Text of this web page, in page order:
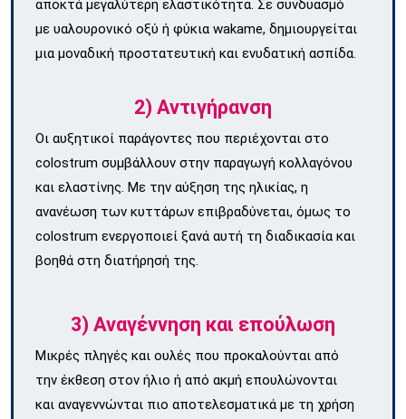
αποκτά μεγαλύτερη ελαστικότητα. Σε συνδυασμό
με υαλουρονικό οξύ ή φύκια wakame, δημιουργείται
μια μοναδική προστατευτική και ενυδατική ασπίδα.
2) Αντιγήρανση
Οι αυξητικοί παράγοντες που περιέχονται στο
colostrum συμβάλλουν στην παραγωγή κολλαγόνου
και ελαστίνης. Με την αύξηση της ηλικίας, η
ανανέωση των κυττάρων επιβραδύνεται, όμως το
colostrum ενεργοποιεί ξανά αυτή τη διαδικασία και
βοηθά στη διατήρησή της.
3) Αναγέννηση και επούλωση
Μικρές πληγές και ουλές που προκαλούνται από
την έκθεση στον ήλιο ή από ακμή επουλώνονται
και αναγεννώνται πιο αποτελεσματικά με τη χρήση